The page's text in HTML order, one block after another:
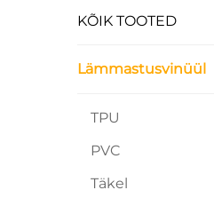
KÕIK TOOTED
Lämmastusvinüül
TPU
PVC
Täkel